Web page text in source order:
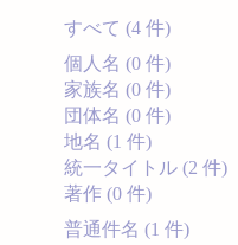
すべて (4 件)
個人名 (0 件)
家族名 (0 件)
団体名 (0 件)
地名 (1 件)
統一タイトル (2 件)
著作 (0 件)
普通件名 (1 件)